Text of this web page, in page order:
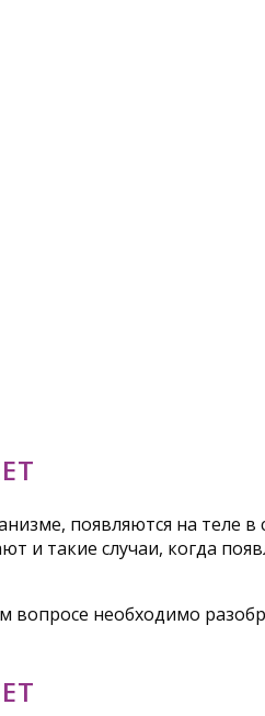
появляются на теле
и такие случаи, когда
вопросе необходимо